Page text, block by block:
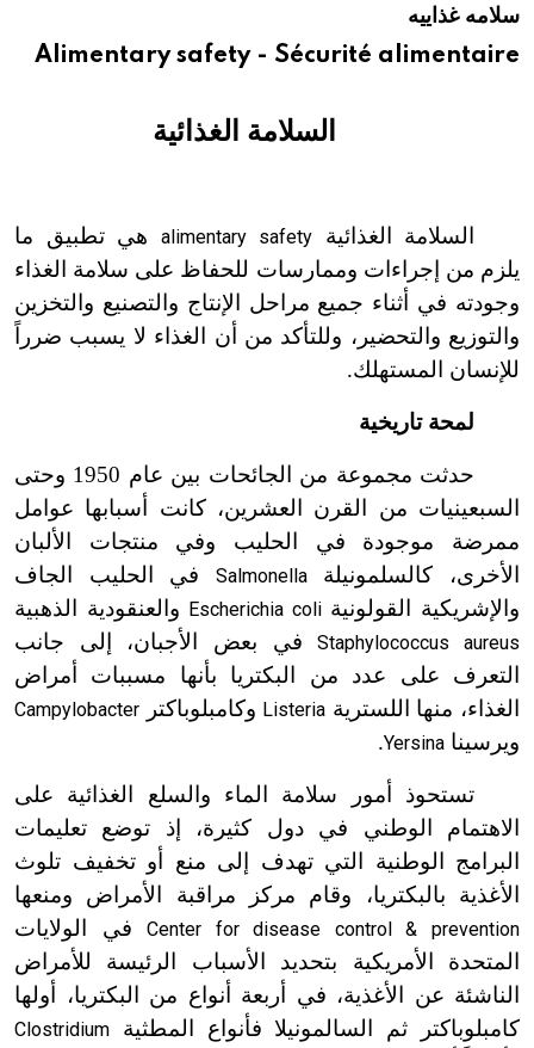
هيئة الموسوعة العربية تطلق موسوعات جديدة في عام 2026سلامه غذاييه
Alimentary safety - Sécurité alimentaire
السلامة الغذائية
السلامة الغذائيةalimentary safetyهي تطبيق ما
يلزم من إجراءات وممارسات للحفاظ على سلامة الغذاء
وجودته في أثناء جميع مراحل الإنتاج والتصنيع والتخزين
والتوزيع والتحضير، وللتأكد من أن الغذاء لا يسبب ضرراً
للإنسان المستهلك.
لمحة تاريخية
حدثت مجموعة من الجائحات بين عام 1950 وحتى
السبعينيات من القرن العشرين، كانت أسبابها عوامل
ممرضة موجودة في الحليب وفي منتجات الألبان
الأخرى، كالسلمونيلةSalmonella في الحليب الجاف
والإشريكية القولونيةEscherichia coli والعنقودية الذهبية
Staphylococcus aureusفي بعض الأجبان، إلى جانب
التعرف على عدد من البكتريا بأنها مسببات أمراض
الغذاء، منها اللسترية Listeria وكامبلوباكتر Campylobacter
ويرسينا Yersina
.
تستحوذ أمور سلامة الماء والسلع الغذائية على
الاهتمام الوطني في دول كثيرة، إذ توضع تعليمات
البرامج الوطنية التي تهدف إلى منع أو تخفيف تلوث
الأغذية بالبكتريا، وقام مركز مراقبة الأمراض ومنعها
Center for disease control & preventionفي الولايات
المتحدة الأمريكية بتحديد الأسباب الرئيسة للأمراض
الناشئة عن الأغذية، في أربعة أنواع من البكتريا، أولها
كامبلوباكتر ثم السالمونيلا فأنواع المطثية Clostridium